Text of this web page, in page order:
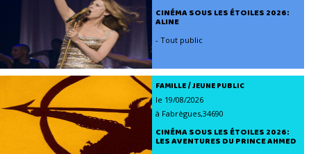
CINÉMA SOUS LES ÉTOILES 2026:
ALINE
- Tout public
FAMILLE / JEUNE PUBLIC
le 19/08/2026
à Fabrègues,34690
CINÉMA SOUS LES ÉTOILES 2026:
LES AVENTURES DU PRINCE AHMED